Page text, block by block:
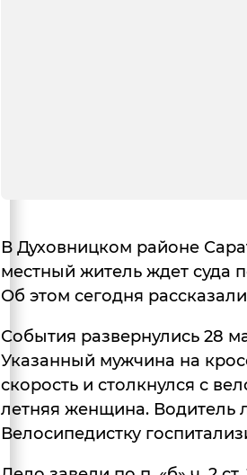
В Духовницком районе
местный житель ждет суда
Об этом сегодня
События развернулись 28
Указанный мужчина на
скорость и столкнулся с
летняя женщина. Водитель
Велосипедистку